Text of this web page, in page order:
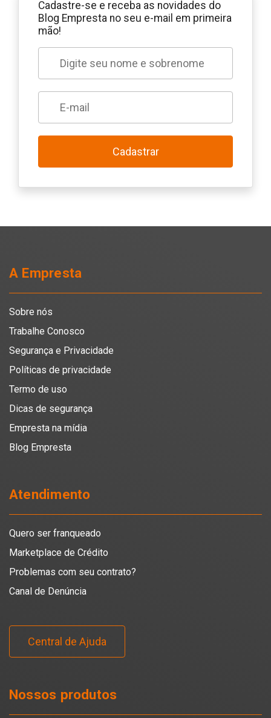
Cadastre-se e receba as novidades do
Blog Empresta no seu e-mail em primeira
mão!
Cadastrar
A Empresta
Sobre nós
Trabalhe Conosco
Segurança e Privacidade
Políticas de privacidade
Termo de uso
Dicas de segurança
Empresta na mídia
Blog Empresta
Atendimento
Quero ser franqueado
Marketplace de Crédito
Problemas com seu contrato?
Canal de Denúncia
Central de Ajuda
Nossos produtos